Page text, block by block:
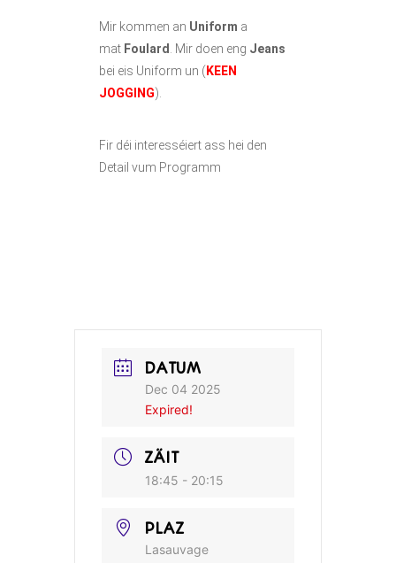
Mir kommen an Uniform a
mat Foulard . Mir doen eng Jeans
bei eis Uniform un ( KEEN
JOGGING).
Fir déi interesséiert ass hei den
Detail vum Programm
DATUM
Dec 04 2025
Expired!
ZÄIT
18:45 - 20:15
PLAZ
Lasauvage